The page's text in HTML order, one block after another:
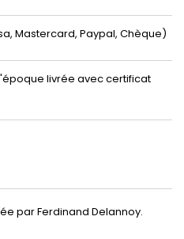
Mastercard, Paypal, Chèque)
livrée avec certificat
par Ferdinand Delannoy.